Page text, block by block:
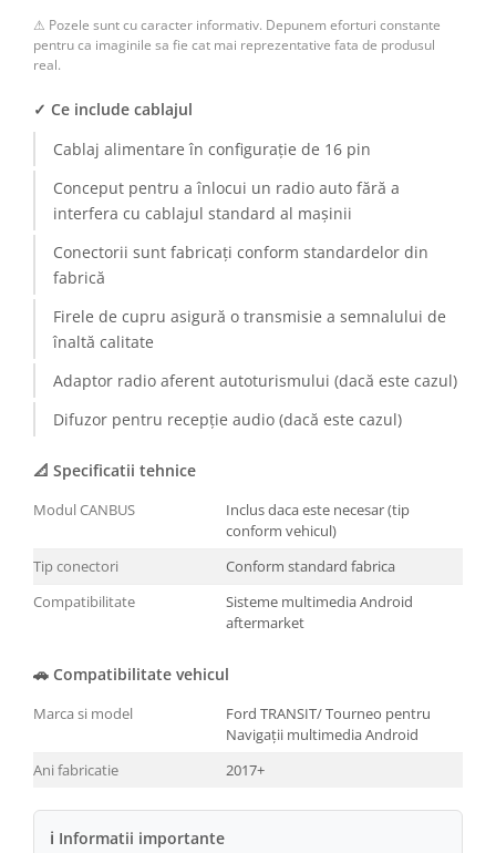
Camere Peugeot
Camere înregistrare trafic
Accesorii multimedia
Conectică Auto
Conectică Auto
Conectică Audi
Conectică BMW
Conectică Volkswagen
Conectică Renault
⚠ Pozele sunt cu caracter informativ. Depunem eforturi constante
pentru ca imaginile sa fie cat mai reprezentative fata de produsul
real.
✓ Ce include cablajul
Cablaj alimentare în configurație de 16 pin
Conceput pentru a înlocui un radio auto fără a
interfera cu cablajul standard al mașinii
Conectorii sunt fabricați conform standardelor din
fabrică
Firele de cupru asigură o transmisie a semnalului de
înaltă calitate
Adaptor radio aferent autoturismului (dacă este cazul)
Difuzor pentru recepție audio (dacă este cazul)
📐 Specificatii tehnice
Modul CANBUS
Inclus daca este necesar (tip
conform vehicul)
Tip conectori
Conform standard fabrica
Compatibilitate
Sisteme multimedia Android
aftermarket
🚗 Compatibilitate vehicul
Marca si model
Ford TRANSIT/ Tourneo pentru
Navigații multimedia Android
Ani fabricatie
2017+
ℹ Informatii importante